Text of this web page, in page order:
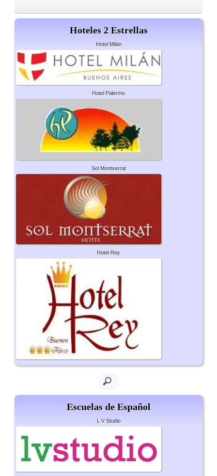
Hoteles 2 Estrellas
Hotel Milán
Hotel Palermo
Sol Montserrat
Hotel Rey
Escuelas de Español
L V Studio